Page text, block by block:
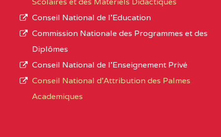
CENTRE
COLLEGE PANAFRICAIN
DE L'EXCELLENCE BP
CENTRE
COLLEGE PRIVE
L’offre
d’éducation
de
Conseil National de l’Education
Commission Nationale des Programmes et des
Diplômes
Conseil National de l’Enseignement Privé
Conseil National d'Attribution des Palmes
Academiques